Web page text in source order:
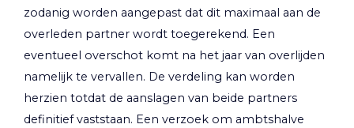
zodanig worden aangepast dat dit maximaal aan de
overleden partner wordt toegerekend. Een
eventueel overschot komt na het jaar van overlijden
namelijk te vervallen. De verdeling kan worden
herzien totdat de aanslagen van beide partners
definitief vaststaan. Een verzoek om ambtshalve